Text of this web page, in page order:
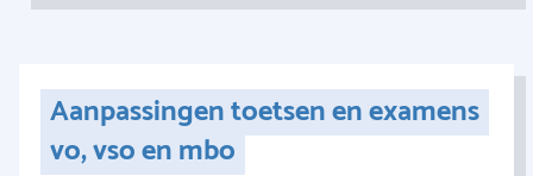
Aanpassingen toetsen en examens
vo, vso en mbo